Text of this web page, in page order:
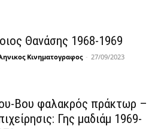
Θανάσης 1968-1969
Κινηματογραφος - 27/09/2023
Βου φαλακρός πράκτωρ –
Γης μαδιάμ 1969-